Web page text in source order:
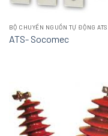
BỘ CHUYỂN NGUỒN TỰ ĐỘNG ATS
ATS- Socomec